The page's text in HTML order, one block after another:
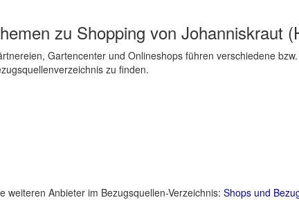
zu Shopping von Johanniskraut
Gartencenter und Onlineshops führen verschiedene
zu finden.
weiteren Anbieter im Bezugsquellen-Verzeichnis: Shops und